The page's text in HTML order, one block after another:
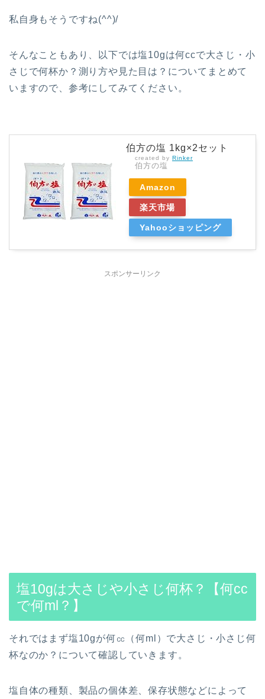
私自身もそうですね(^^)/
そんなこともあり、以下では塩10gは何ccで大さじ・小
さじで何杯か？測り方や見た目は ？ についてまとめて
いますので、参考にしてみてください。
伯方の塩 1kg×2セット
created by Rinker
伯方の塩
Amazon
楽天市場
Yahooショッピング
スポンサーリンク
塩10gは大さじや小さじ何杯？【何cc
で何ml？】
それではまず塩10gが何㏄（何ml）で大さじ・小さじ何
杯なのか？について確認していきます。
塩自体の種類、製品の個体差、保存状態などによって